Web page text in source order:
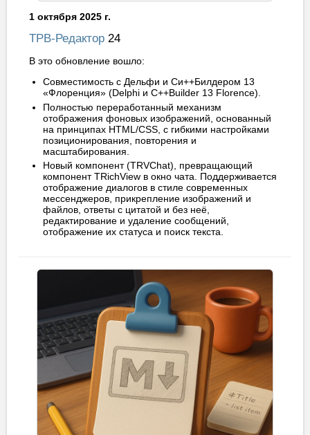
1 октября 2025 г.
ТРВ-Редактор 24
В это обновление вошло:
Совместимость с Дельфи и Си++Билдером 13
«Флоренция» (Delphi и C++Builder 13 Florence).
Полностью переработанный механизм
отображения фоновых изображений, основанный
на принципах HTML/CSS, с гибкими настройками
позиционирования, повторения и
масштабирования.
Новый компонент (TRVChat), превращающий
компонент TRichView в окно чата. Поддерживается
отображение диалогов в стиле современных
мессенджеров, прикрепление изображений и
файлов, ответы с цитатой и без неё,
редактирование и удаление сообщений,
отображение их статуса и поиск текста.